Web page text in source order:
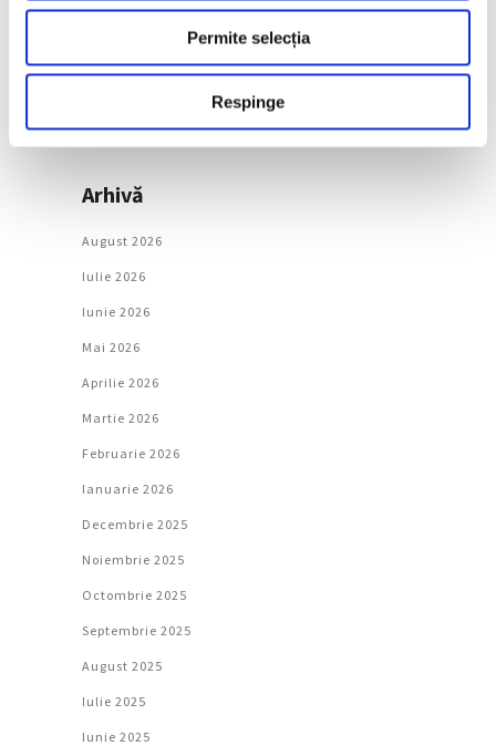
Permite selecția
Respinge
Societate
Urmăreşte-ne pe
Arhivă
August 2026
Iulie 2026
Iunie 2026
Mai 2026
Aprilie 2026
Martie 2026
Februarie 2026
Ianuarie 2026
Decembrie 2025
Noiembrie 2025
Octombrie 2025
Septembrie 2025
August 2025
Iulie 2025
Iunie 2025